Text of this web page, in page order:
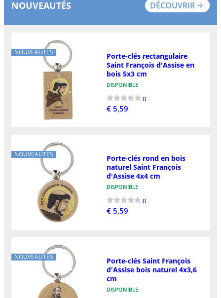
NOUVEAUTÉS DÉCOUVRIR
NOUVEAUTÉS
Porte-clés rectangulaire
Saint François d'Assise en
bois 5x3 cm
DISPONIBLE
0
€ 5,59
NOUVEAUTÉS
Porte-clés rond en bois
naturel Saint François
d'Assise 4x4 cm
DISPONIBLE
0
€ 5,59
NOUVEAUTÉS
Porte-clés Saint François
d'Assise bois naturel 4x3,6
cm
DISPONIBLE